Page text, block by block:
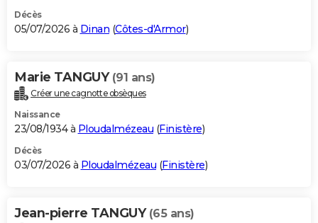
Décès
05/07/2026 à Dinan (Côtes-d'Armor)
Marie TANGUY (91 ans)
Créer une cagnotte obsèques
Naissance
23/08/1934 à Ploudalmézeau (Finistère)
Décès
03/07/2026 à Ploudalmézeau (Finistère)
Jean-pierre TANGUY (65 ans)